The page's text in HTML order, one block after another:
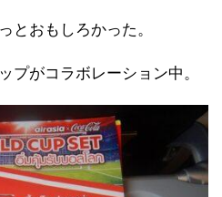
とおもしろかった。
プがコラボレーション中。